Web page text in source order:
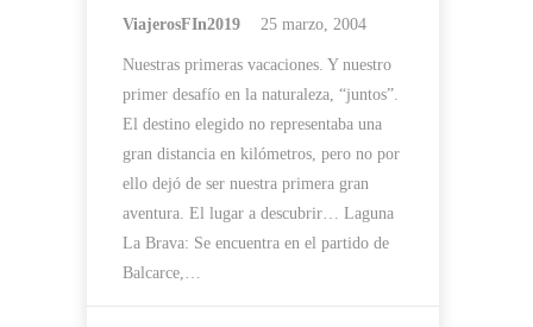
ViajerosFIn2019 25 marzo, 2004
Nuestras primeras vacaciones. Y nuestro
primer desafío en la naturaleza, “juntos”.
El destino elegido no representaba una
gran distancia en kilómetros, pero no por
ello dejó de ser nuestra primera gran
aventura. El lugar a descubrir… Laguna
La Brava: Se encuentra en el partido de
Balcarce,…